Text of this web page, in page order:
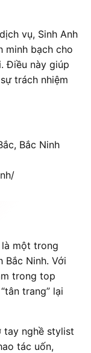
vụ, Sinh Anh
minh bạch cho
Điều này giúp
trách nhiệm
Bắc Ninh
là một trong
Ninh. Với
trong top
trang” lại
tay nghề stylist
tác uốn,